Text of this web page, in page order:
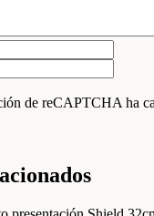
de reCAPTCHA ha